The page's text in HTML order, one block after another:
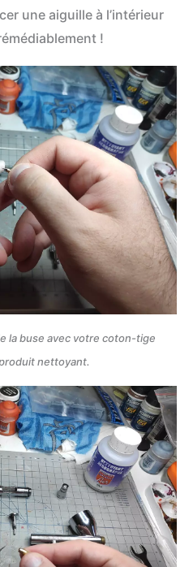
une aiguille à l’intérieur
!
la buse avec votre coton-tige
nettoyant.